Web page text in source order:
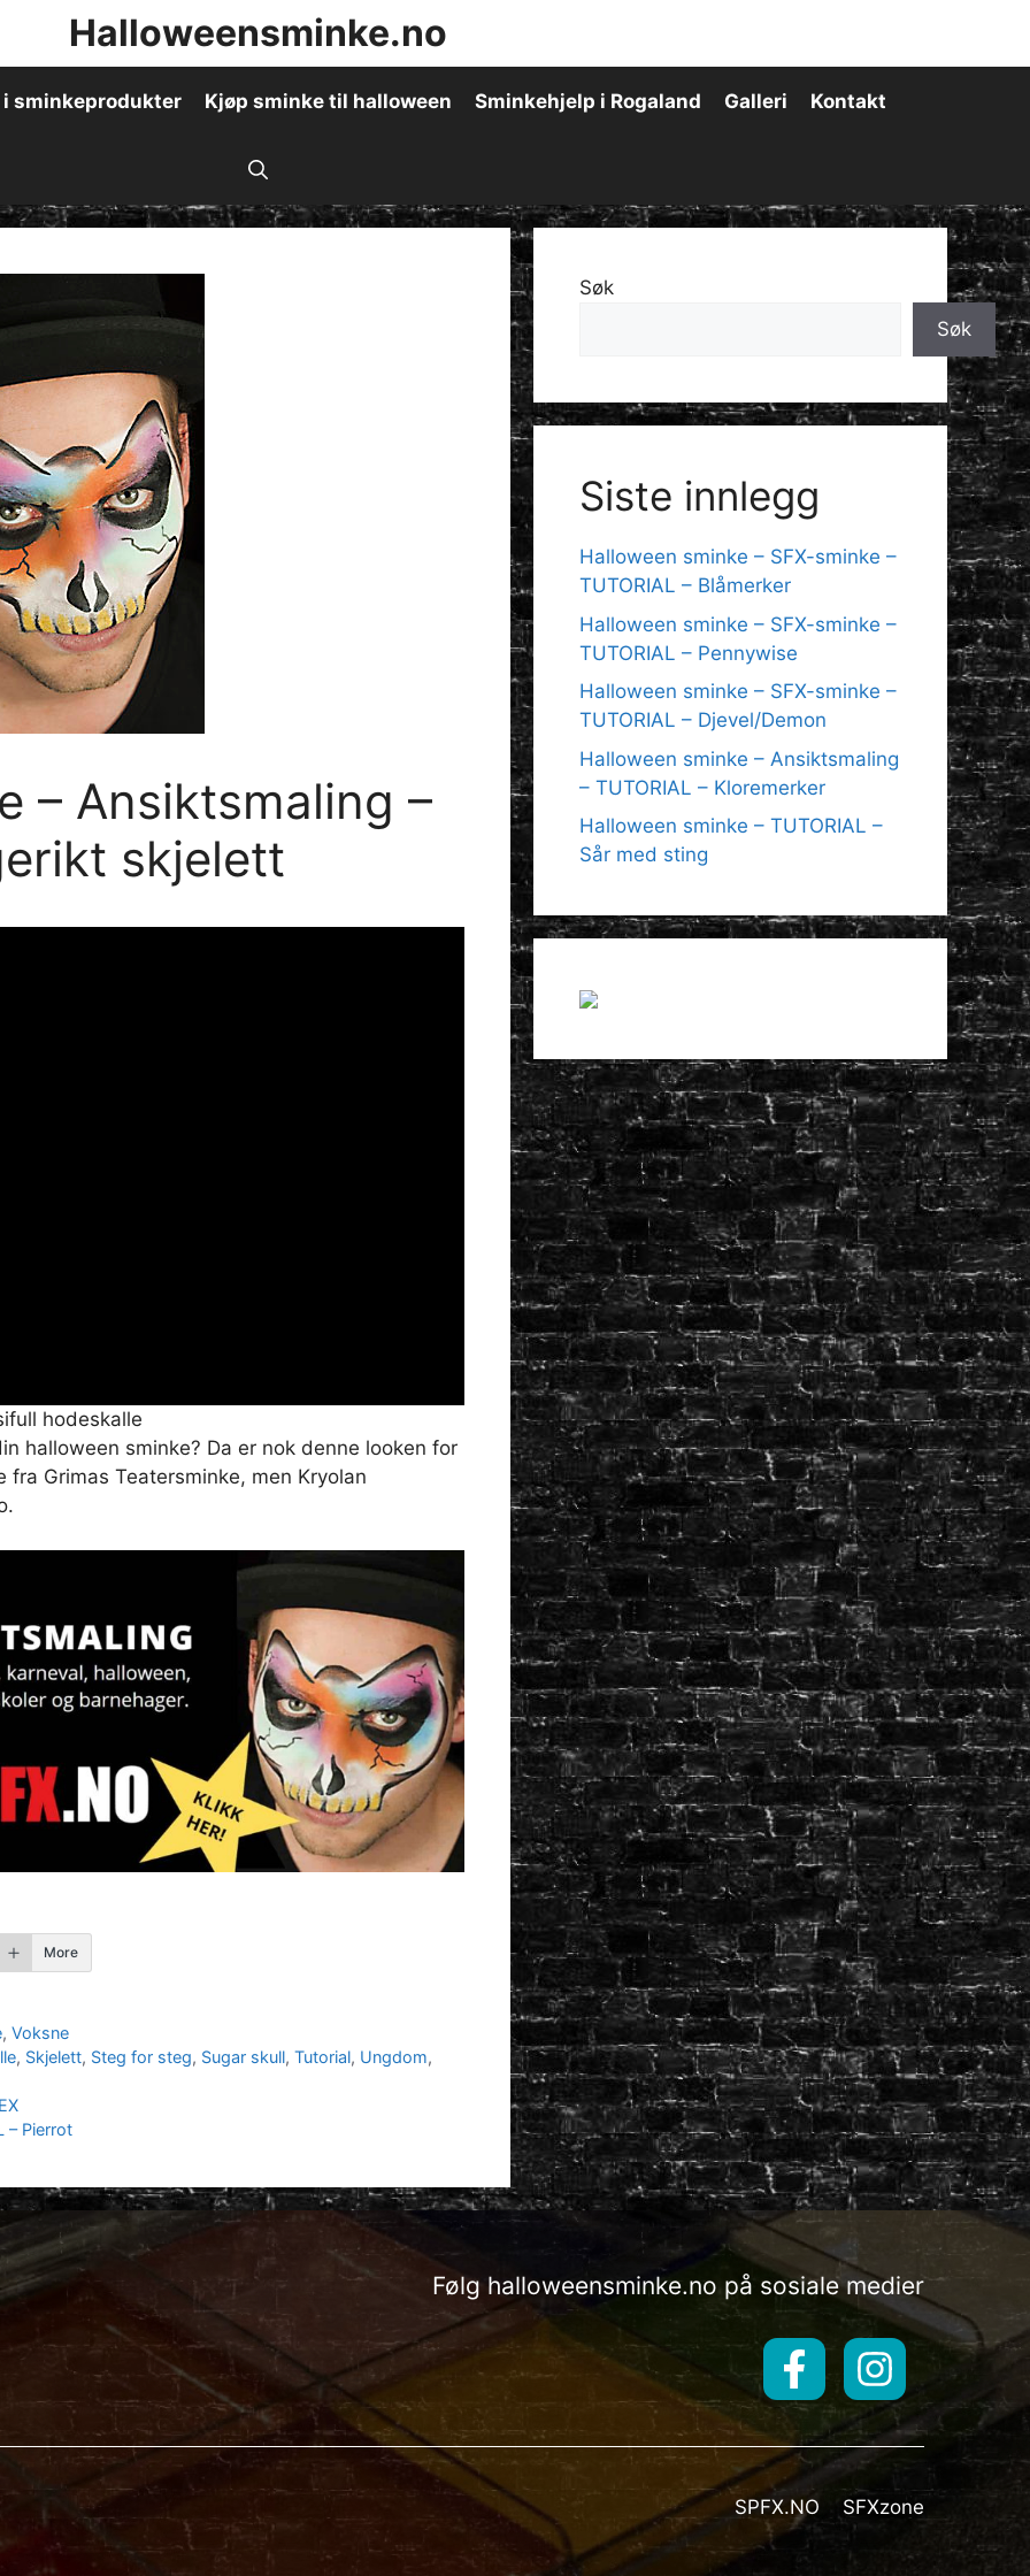
Halloweensminke.no
sminkeprodukter Kjøp sminke til halloween Sminkehjelp i Rogaland Galleri Kontakt
– Ansiktsmaling –
skjelett
hodeskalle
halloween sminke? Da er nok denne looken for
Grimas Teatersminke, men Kryolan
More
,Voksne
, Skjelett, Steg for steg, Sugar skull,Tutorial, Ungdom,
– Pierrot
Søk
Søk
Siste innlegg
Halloween sminke – SFX-sminke –
TUTORIAL – Blåmerker
Halloween sminke – SFX-sminke –
TUTORIAL – Pennywise
Halloween sminke – SFX-sminke –
TUTORIAL – Djevel/Demon
Halloween sminke – Ansiktsmaling
– TUTORIAL – Kloremerker
Halloween sminke – TUTORIAL –
Sår med sting
Følg halloweensminke.no på sosiale medier
SPFX.NO SFXzone